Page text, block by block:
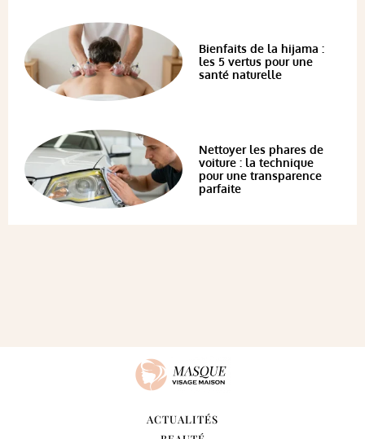
Bienfaits de la hijama :
les 5 vertus pour une
santé naturelle
Nettoyer les phares de
voiture : la technique
pour une transparence
parfaite
ACTUALITÉS